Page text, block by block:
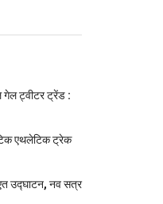
गेल ट्वीटर ट्रेंड :
एथलेटिक ट्रेक
उद्घाटन, नव सत्र